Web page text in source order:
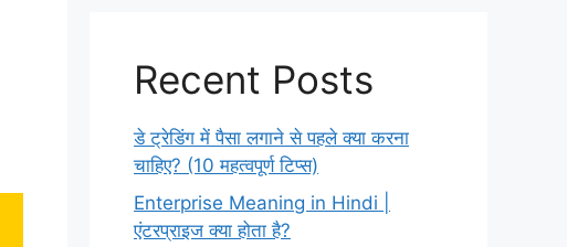
Recent Posts
डे ट्रेडिंग में पैसा लगाने से पहले क्या करना
चाहिए? (10 महत्वपूर्ण टिप्स)
Enterprise Meaning in Hindi |
एंटरप्राइज क्या होता है?